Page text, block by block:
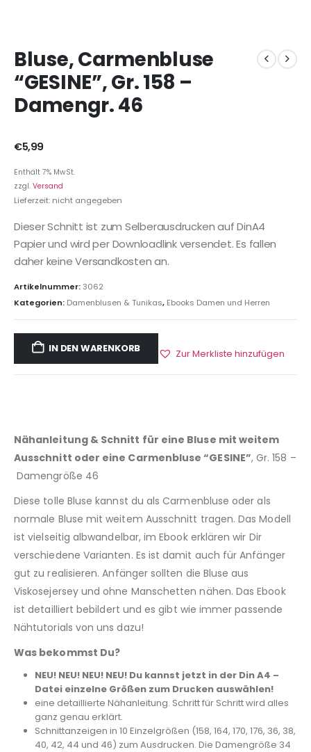
Bluse, Carmenbluse
“GESINE”, Gr. 158 –
Damengr. 46
€5,99
Enthält 7% MwSt.
zzgl. Versand
Lieferzeit: nicht angegeben
Dieser Schnitt ist zum Selberausdrucken auf DinA4
Papier und wird per Downloadlink versendet. Es fallen
daher keine Versandkosten an.
Artikelnummer:3062
Kategorien: Damenblusen & Tunikas, Ebooks Damen und Herren
IN DEN WARENKORB Zur Merkliste hinzufügen
Nähanleitung & Schnitt für eine Bluse mit weitem
Ausschnitt oder eine Carmenbluse “GESINE”, Gr. 158 –
Damengröße 46
Diese tolle Bluse kannst du als Carmenbluse oder als
normale Bluse mit weitem Ausschnitt tragen. Das Modell
ist vielseitig albwandelbar, im Ebook erklären wir Dir
verschiedene Varianten. Es ist damit auch für Anfänger
gut zu realisieren. Anfänger sollten die Bluse aus
Viskosejersey und ohne Manschetten nähen. Das Ebook
ist detailliert bebildert und es gibt wie immer passende
Nähtutorials von uns dazu!
Was bekommst Du?
NEU! NEU! NEU! NEU! Du kannst jetzt in der Din A4 –
Datei einzelne Größen zum Drucken auswählen!
eine detaillierte Nähanleitung. Schritt für Schritt wird alles
ganz genau erklärt.
Schnittanzeigen in 10 Einzelgrößen (158, 164, 170, 176, 36, 38,
40, 42, 44 und 46) zum Ausdrucken. Die Damengröße 34